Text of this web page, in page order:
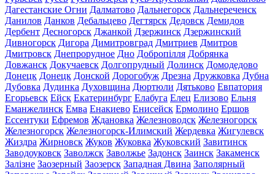
Дагестанские Огни Далматово Дальнегорск Дальнереченск
Данилов Данков Дебальцево Дегтярск Дедовск Демидов
Дербент Десногорск Джанкой Дзержинск Дзержинский
Дивногорск Дигора Димитровград Дмитриев Дмитров
Дмитровск Днепрорудное Дно Добропілля Добрянка
Довжанск Докучаевск Долгопрудный Долинск Домодедово
Донецк Донецк Донской Дорогобуж Дрезна Дружковка Дубна
Дубовка Дудинка Духовщина Дюртюли Дятьково Евпатория
Егорьевск Ейск Екатеринбург Елабуга Елец Елизово Ельня
Еманжелинск Емва Енакиево Енисейск Ермолино Ершов
Ессентуки Ефремов Ждановка Железноводск Железногорск
Железногорск Железногорск-Илимский Жердевка Жигулевск
Жиздра Жирновск Жуков Жуковка Жуковский Завитинск
Заводоуковск Заволжск Заволжье Задонск Заинск Закаменск
Залізне Заозерный Заозерск Западная Двина Заполярный